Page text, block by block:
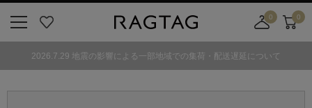
気
0
舗
0
2026.7.29 地震の影響による一部地域での集荷・配送遅延について